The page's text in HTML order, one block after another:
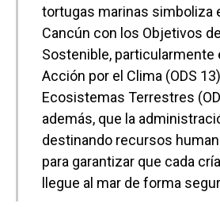
tortugas marinas simboliza
Cancún con los Objetivos
Sostenible, particularmente
Acción por el Clima (ODS
Ecosistemas Terrestres
además, que la
destinando recursos
para garantizar que cada
llegue al mar de forma